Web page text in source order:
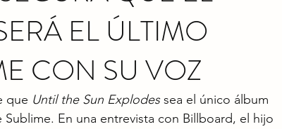
EL ÚLTIMO
CON SU VOZ
que Until the Sun Explodes sea el único álbum
En una entrevista con Billboard, el hijo